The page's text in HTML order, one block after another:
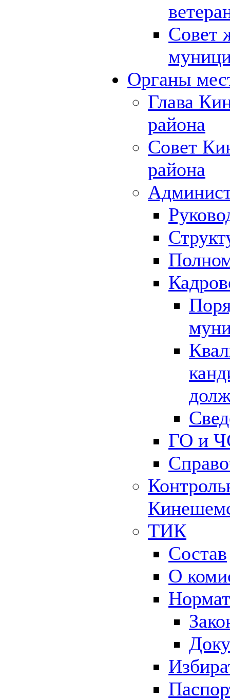
Совет
Органы
Глава
района
Совет
района
ГО и
ТИК
Состав
О